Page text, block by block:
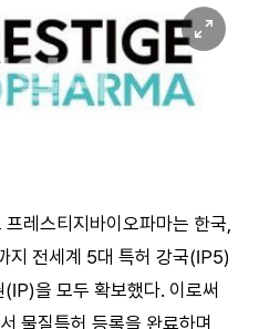
레스티지바이오파마는 한국,
지 전세계 5대 특허 강국(IP5)
을 모두 확보했다. 이로써
물질특허 등록을 완료하며,